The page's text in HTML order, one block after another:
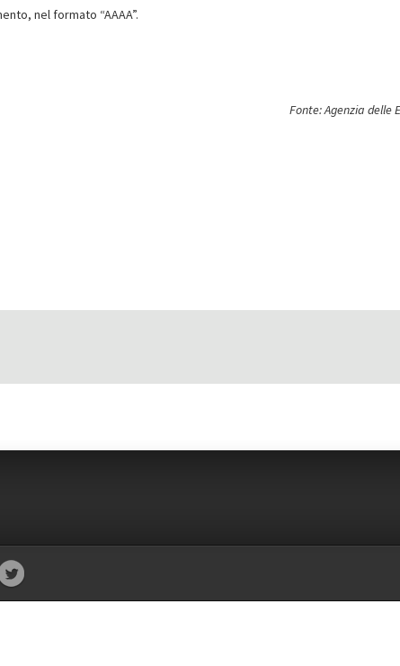
nel formato “AAAA”.
Fonte: Agenzia delle